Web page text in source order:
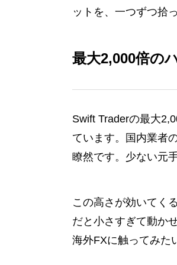
ットを、一つずつ拾
最大2,000倍の
Swift Traderの最大
ています。国内業者
瞭然です。少ない元
この高さが効いてく
だと小さすぎて動か
海外FXに触ってみた